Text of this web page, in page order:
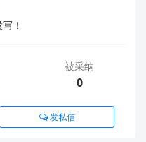
工具包
提交问题（附上您的
发送至业务邮箱：
！
被采纳
0
发私信